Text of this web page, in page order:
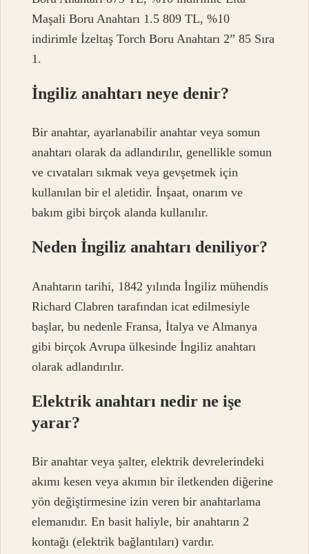
Maşali Boru Anahtarı 1.5 809 TL, %10
indirimle İzeltaş Torch Boru Anahtarı 2” 85 Sıra
1.
İngiliz anahtarı neye denir?
Bir anahtar, ayarlanabilir anahtar veya somun
anahtarı olarak da adlandırılır, genellikle somun
ve cıvataları sıkmak veya gevşetmek için
kullanılan bir el aletidir. İnşaat, onarım ve
bakım gibi birçok alanda kullanılır.
Neden İngiliz anahtarı deniliyor?
Anahtarın tarihi, 1842 yılında İngiliz mühendis
Richard Clabren tarafından icat edilmesiyle
başlar, bu nedenle Fransa, İtalya ve Almanya
gibi birçok Avrupa ülkesinde İngiliz anahtarı
olarak adlandırılır.
Elektrik anahtarı nedir ne işe
yarar?
Bir anahtar veya şalter, elektrik devrelerindeki
akımı kesen veya akımın bir iletkenden diğerine
yön değiştirmesine izin veren bir anahtarlama
elemanıdır. En basit haliyle, bir anahtarın 2
kontağı (elektrik bağlantıları) vardır.